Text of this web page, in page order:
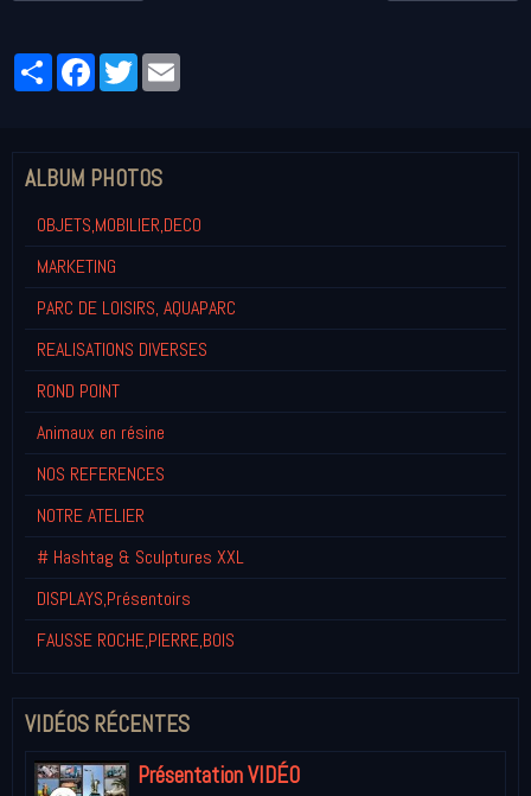
PartagerFacebookTwitter
ALBUM PHOTOS
OBJETS,MOBILIER,DECO
MARKETING
PARC DE LOISIRS, AQUAPARC
REALISATIONS DIVERSES
ROND POINT
Animaux en résine
NOS REFERENCES
NOTRE ATELIER
# Hashtag & Sculptures XXL
DISPLAYS,Présentoirs
FAUSSE ROCHE,PIERRE,BOIS
VIDÉOS RÉCENTES
Présentation VIDÉO